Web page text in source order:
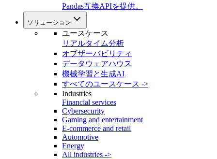
Pandas互換APIを提供。
ソリューション
ユースケース
リアルタイム分析
オブザーバビリティ
データウェアハウス
機械学習と生成AI
すべてのユースケース ->
Industries
Financial services
Cybersecurity
Gaming and entertainment
E-commerce and retail
Automotive
Energy
All industries ->